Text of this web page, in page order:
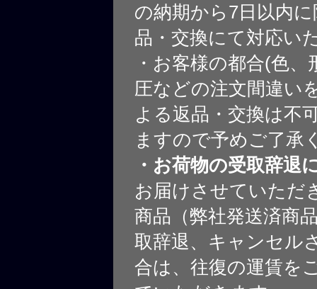
の納期から7日以内
品・交換にて対応い
・お客様の都合(色、
圧などの注文間違い
よる返品・交換は不
ますので予めご了承
・お荷物の受取辞退
お届けさせていただ
商品（弊社発送済商
取辞退、キャンセル
合は、往復の運賃を